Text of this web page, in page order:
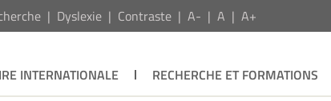
Dyslexie Contraste A- A A+
INTERNATIONALE RECHERCHE ET FORMATIONS